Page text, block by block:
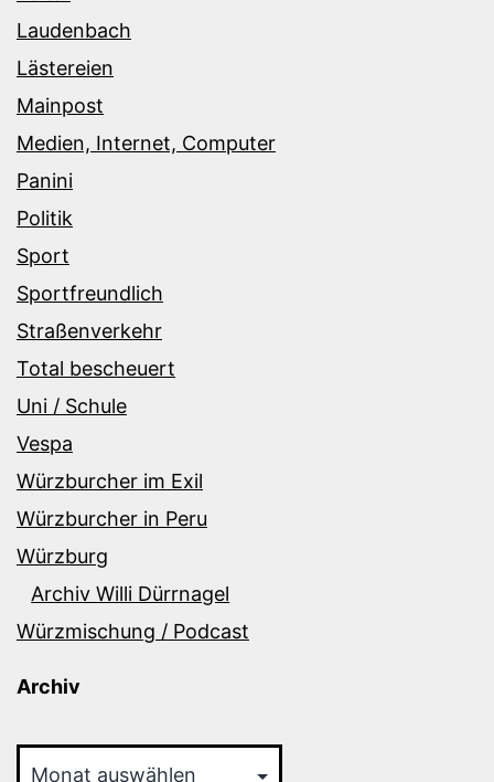
Laudenbach
Lästereien
Mainpost
Medien, Internet, Computer
Panini
Politik
Sport
Sportfreundlich
Straßenverkehr
Total bescheuert
Uni / Schule
Vespa
Würzburcher im Exil
Würzburcher in Peru
Würzburg
Archiv Willi Dürrnagel
Würzmischung / Podcast
Archiv